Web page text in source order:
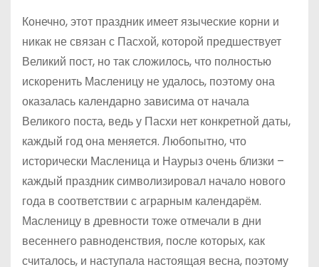
Конечно, этот праздник имеет языческие корни и
никак не связан с Пасхой, которой предшествует
Великий пост, но так сложилось, что полностью
искоренить Масленицу не удалось, поэтому она
оказалась календарно зависима от начала
Великого поста, ведь у Пасхи нет конкретной даты,
каждый год она меняется. Любопытно, что
исторически Масленица и Наурыз очень близки –
каждый праздник символизировал начало нового
года в соответствии с аграрным календарём.
Масленицу в древности тоже отмечали в дни
весеннего равноденствия, после которых, как
считалось, и наступала настоящая весна, поэтому